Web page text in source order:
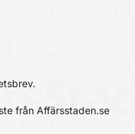
från Affärsstaden.se